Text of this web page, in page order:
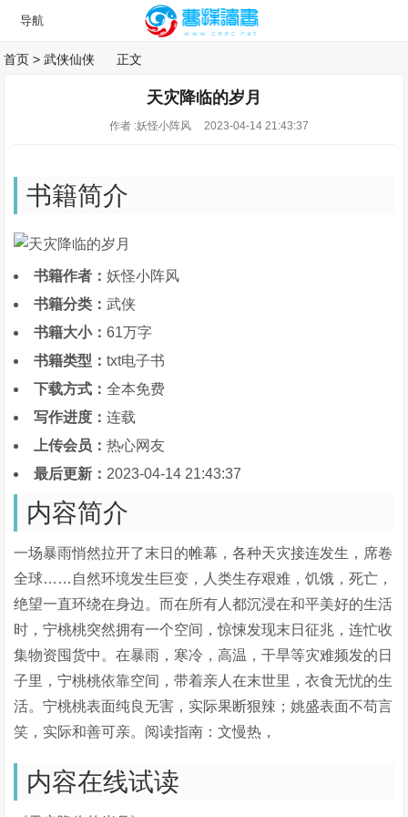
首页 >武侠仙侠 正文
天灾降临的岁月
作者 :妖怪小阵风 2023-04-14 21:43:37
书籍简介
书籍作者：妖怪小阵风
书籍分类：武侠
书籍大小：61万字
书籍类型：txt电子书
下载方式：全本免费
写作进度：连载
上传会员：热心网友
最后更新： 2023-04-14 21:43:37
内容简介
一场暴雨悄然拉开了末日的帷幕，各种天灾接连发生，席卷
全球……自然环境发生巨变，人类生存艰难，饥饿，死亡，
绝望一直环绕在身边。而在所有人都沉浸在和平美好的生活
时，宁桃桃突然拥有一个空间，惊悚发现末日征兆，连忙收
集物资囤货中。在暴雨，寒冷，高温，干旱等灾难频发的日
子里，宁桃桃依靠空间，带着亲人在末世里，衣食无忧的生
活。宁桃桃表面纯良无害，实际果断狠辣；姚盛表面不苟言
笑，实际和善可亲。阅读指南：文慢热，
内容在线试读